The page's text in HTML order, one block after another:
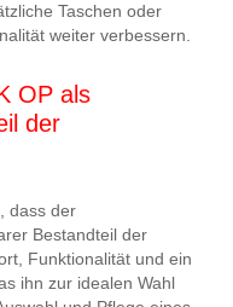
Taschen oder
weiter verbessern.
OP als
der
dass der
Bestandteil der
Funktionalität und ein
ihn zur idealen Wahl